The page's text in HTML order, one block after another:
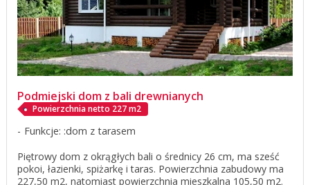
Podmiejski dom z bali drewnianych
Powierzchnia netto 227 m2
Funkcje: :dom z tarasem
Piętrowy dom z okrągłych bali o średnicy 26 cm, ma sześć
pokoi, łazienki, spiżarkę i taras. Powierzchnia zabudowy ma
227,50 m2, natomiast powierzchnia mieszkalna 105,50 m2.